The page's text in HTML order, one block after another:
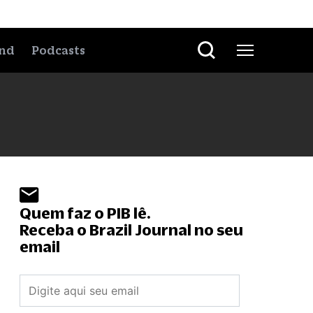
Podcasts
Quem faz o PIB lê.
Receba o Brazil Journal no seu
email